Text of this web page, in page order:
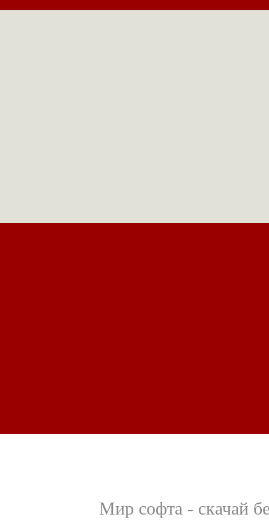
Мир софта - скачай